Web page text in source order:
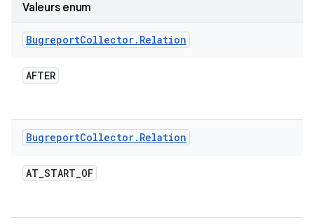
Valeurs enum
BugreportCollector. Relation
AFTER
BugreportCollector. Relation
AT_START_OF